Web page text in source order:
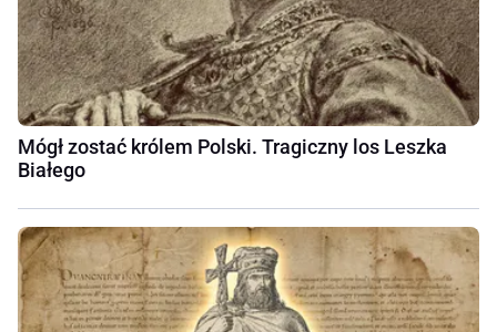
Mógł zostać królem Polski. Tragiczny los Leszka
Białego